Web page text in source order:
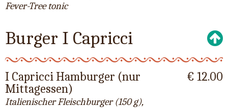
Fever-Tree tonic
Burger I Capricci
I Capricci Hamburger (nur
Mittagessen)
Italienischer Fleischburger (150 g),
€ 12.00